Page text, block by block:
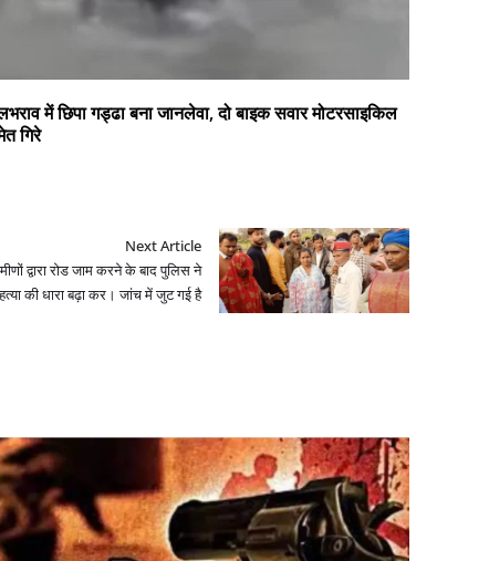
में छिपा गड्ढा बना जानलेवा, दो बाइक सवार मोटरसाइकिल
गिरे
Next Article
द्वारा रोड जाम करने के बाद पुलिस ने
की धारा बढ़ा कर। जांच में जुट गई है